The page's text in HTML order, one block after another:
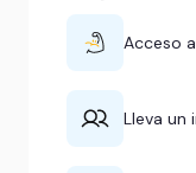
Acceso
Lleva un